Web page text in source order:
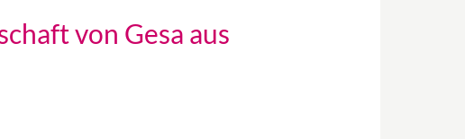
von Gesa aus